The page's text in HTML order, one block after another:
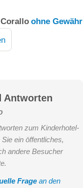
ohne Gewähr
Antworten
zum Kinderhotel-
ein öffentliches,
andere Besucher
Frage an den